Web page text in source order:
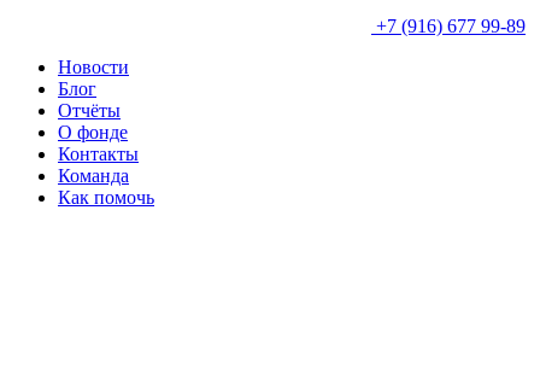
+7 (916) 677 99-89
Новости
Блог
Отчёты
О фонде
Контакты
Команда
Как помочь